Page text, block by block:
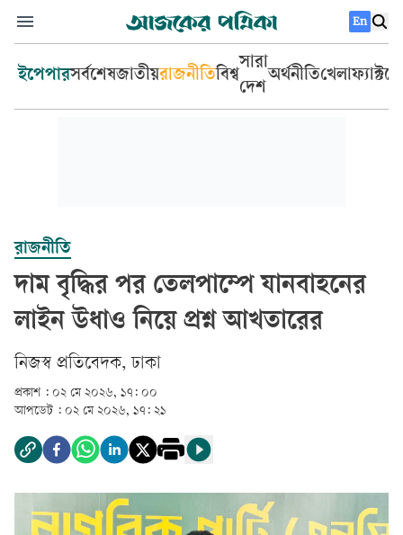
En
ইপেপারসর্বশেষজাতীয়রাজনীতিবিশ্ব
সারা
দেশ
অর্থনীতিখেলা
রাজনীতি
দাম বৃদ্ধির পর তেলপাম্পে যানবাহনের
লাইন উধাও নিয়ে প্রশ্ন আখতারের
‎নিজস্ব প্রতিবেদক, ঢাকা‎
প্রকাশ : ০২ মে ২০২৬, ১৭: ০০
আপডেট : ০২ মে ২০২৬, ১৭: ২১